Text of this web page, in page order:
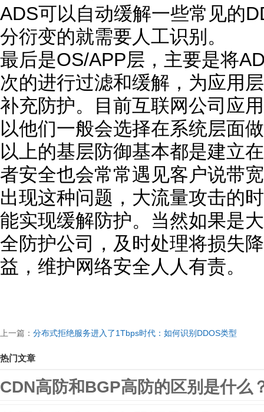
ADS可以自动缓解一些常见的
分衍变的就需要人工识别。
最后是OS/APP层，主要是将
次的进行过滤和缓解，为应用
补充防护。目前互联网公司应
以他们一般会选择在系统层面
以上的基层防御基本都是建立
者安全也会常常遇见客户说带
出现这种问题，大流量攻击的
能实现缓解防护。当然如果是
全防护公司，及时处理将损失
益，维护网络安全人人有责。
上一篇： 分布式拒绝服务进入了1Tbps时代：如何识别DDOS类型
热门文章
CDN高防和BGP高防的区别是什么